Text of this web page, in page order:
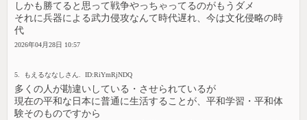
しかも勝てると思って戦争やっちゃってるのがもうダメ
それに兵器による武力侵攻なんて時代遅れ、今は文化侵略の時
代
2026年04月28日 10:57
5. もえるななしさん. ID:RiYmRjNDQ
多くの人が勘違いしている・させられているが
現在の平和な日本に普通に生活することが、平和学習・平和体
験そのものですから